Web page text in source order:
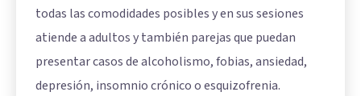
todas las comodidades posibles y en sus sesiones
atiende a adultos y también parejas que puedan
presentar casos de alcoholismo, fobias, ansiedad,
depresión, insomnio crónico o esquizofrenia.